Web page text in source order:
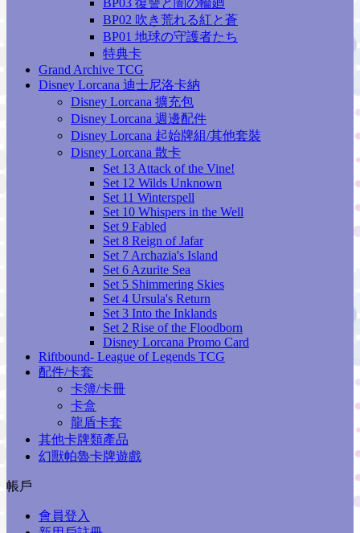
BP03 復讐と闇の輪廻
BP02 吹き荒れる紅と蒼
BP01 地球の守護者たち
特典卡
Grand Archive TCG
Disney Lorcana 迪士尼洛卡納
Disney Lorcana 擴充包
Disney Lorcana 週邊配件
Disney Lorcana 起始牌組/其他套裝
Disney Lorcana 散卡
Set 13 Attack of the Vine!
Set 12 Wilds Unknown
Set 11 Winterspell
Set 10 Whispers in the Well
Set 9 Fabled
Set 8 Reign of Jafar
Set 7 Archazia's Island
Set 6 Azurite Sea
Set 5 Shimmering Skies
Set 4 Ursula's Return
Set 3 Into the Inklands
Set 2 Rise of the Floodborn
Disney Lorcana Promo Card
Riftbound- League of Legends TCG
配件/卡套
卡簿/卡冊
卡盒
龍盾卡套
其他卡牌類產品
幻獸帕魯卡牌遊戲
帳戶
會員登入